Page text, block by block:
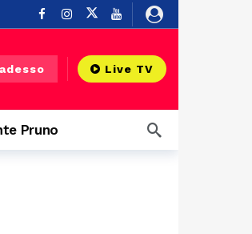
Live TV
Pruno